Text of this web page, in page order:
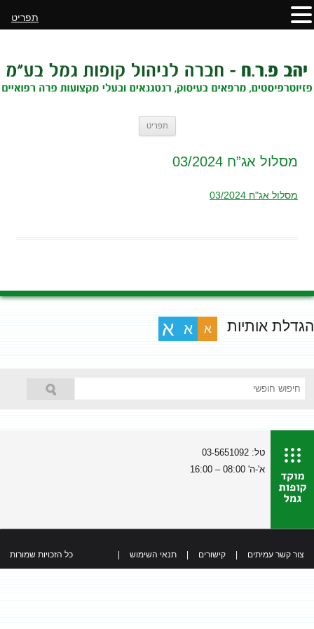
תפריט
מסלול אג”ח 03/2024
מסלול אג"ח 03/2024
הגדלת אותיות א א א
טל: 03-5651092
א'-ה' 08:00 – 16:00
צור קשר עמיתים קישורים תנאי השימוש כל הזכויות שמורות
תפריט